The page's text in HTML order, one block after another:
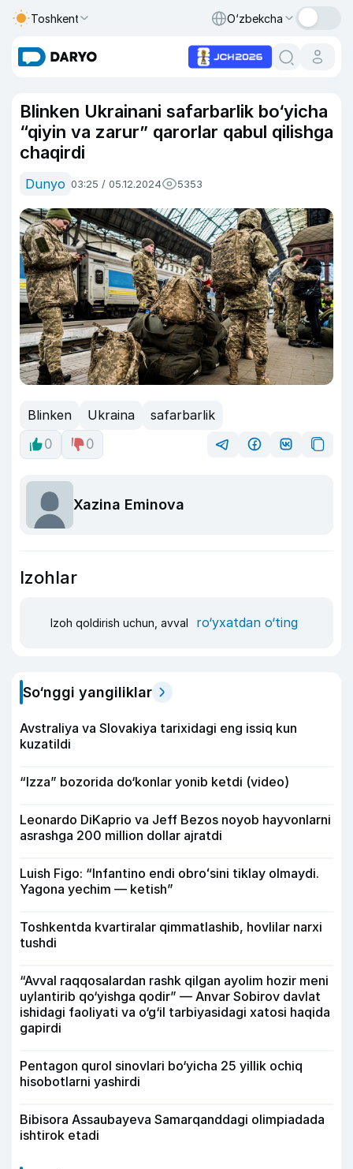
Toshkent O‘zbekcha
Blinken Ukrainani safarbarlik bo‘yicha
“qiyin va zarur” qarorlar qabul qilishga
chaqirdi
Dunyo 03:25 / 05.12.2024 5353
Blinken Ukraina
safarbarlik
0
0
Xazina Eminova
Izohlar
Izoh qoldirish uchun, avval ro‘yxatdan o‘ting
So‘nggi yangiliklar
Avstraliya va Slovakiya tarixidagi eng issiq kun
kuzatildi
“Izza” bozorida do‘konlar yonib ketdi (video)
Leonardo DiKaprio va Jeff Bezos noyob hayvonlarni
asrashga 200 million dollar ajratdi
Luish Figo: “Infantino endi obroʻsini tiklay olmaydi.
Yagona yechim — ketish”
Toshkentda kvartiralar qimmatlashib, hovlilar narxi
tushdi
“Avval raqqosalardan rashk qilgan ayolim hozir meni
uylantirib qo‘yishga qodir” — Anvar Sobirov davlat
ishidagi faoliyati va o‘g‘il tarbiyasidagi xatosi haqida
gapirdi
Pentagon qurol sinovlari bo‘yicha 25 yillik ochiq
hisobotlarni yashirdi
Bibisora Assaubayeva Samarqanddagi olimpiadada
ishtirok etadi